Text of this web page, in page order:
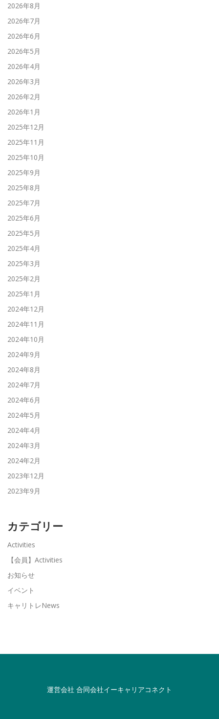
2026年8月
2026年7月
2026年6月
2026年5月
2026年4月
2026年3月
2026年2月
2026年1月
2025年12月
2025年11月
2025年10月
2025年9月
2025年8月
2025年7月
2025年6月
2025年5月
2025年4月
2025年3月
2025年2月
2025年1月
2024年12月
2024年11月
2024年10月
2024年9月
2024年8月
2024年7月
2024年6月
2024年5月
2024年4月
2024年3月
2024年2月
2023年12月
2023年9月
カテゴリー
Activities
【会員】Activities
お知らせ
イベント
キャリトレNews
運営会社 合同会社イーキャリアコネクト